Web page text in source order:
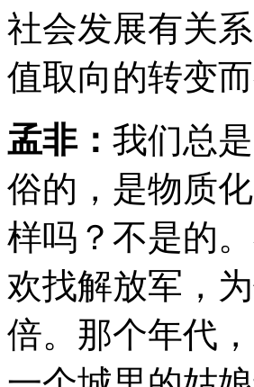
社会发展有关
值取向的转变
孟非： 我们总
俗的，是物质
样吗？不是的
欢找解放军，
倍。那个年代